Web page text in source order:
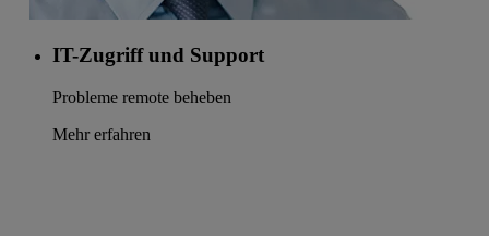
IT-Zugriff und Support
Probleme remote beheben
Mehr erfahren